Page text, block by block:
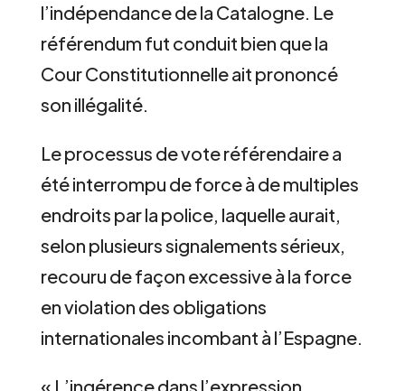
l’indépendance de la Catalogne. Le
référendum fut conduit bien que la
Cour Constitutionnelle ait prononcé
son illégalité.
Le processus de vote référendaire a
été interrompu de force à de multiples
endroits par la police, laquelle aurait,
selon plusieurs signalements sérieux,
recouru de façon excessive à la force
en violation des obligations
internationales incombant à l’Espagne.
« L’ingérence dans l’expression